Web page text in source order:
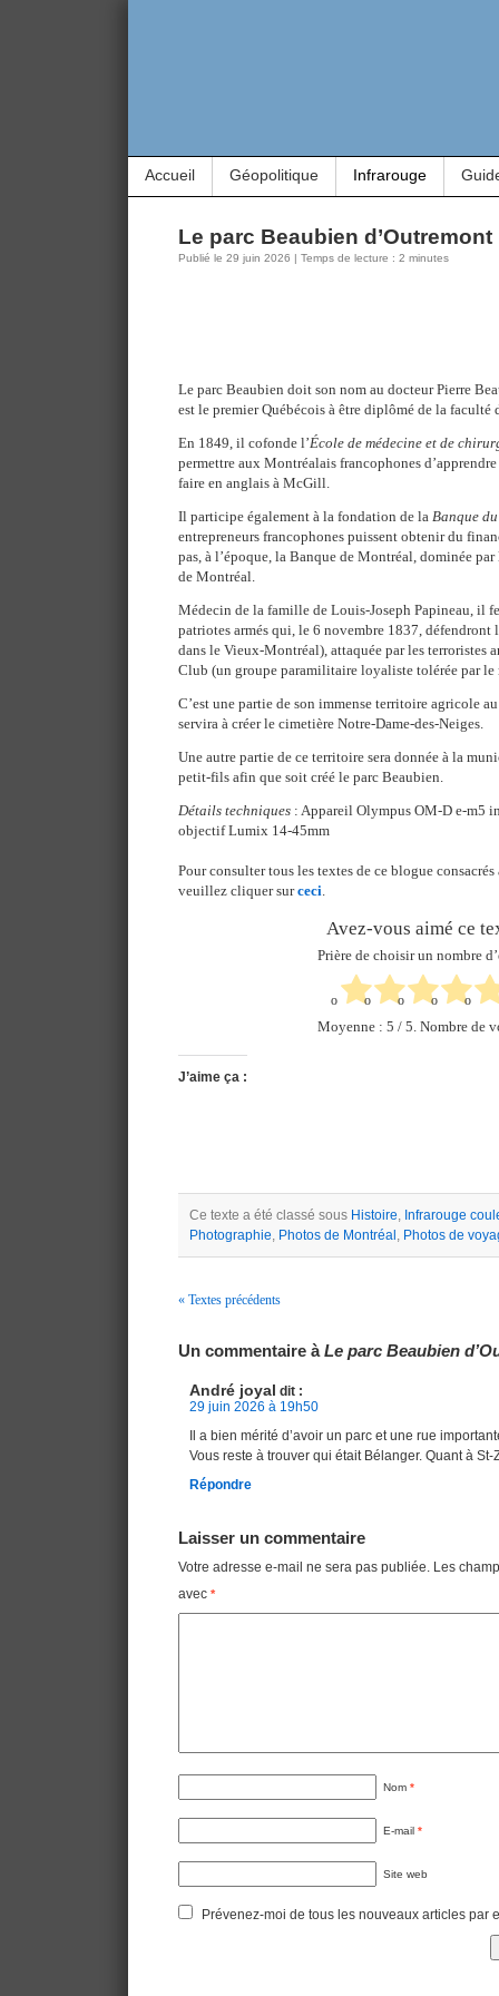
Accueil Géopolitique Infrarouge
Le parc Beaubien d’Outremont
Publié le 29 juin 2026 | Temps de lecture : 2 minutes
Le parc Beaubien doit son nom au docteur Pierre
est le premier Québécois à être diplômé de la faculté
En 1849, il cofonde l’École de médecine et de
permettre aux Montréalais francophones
faire en anglais à McGill.
Il participe également à la fondation de la Banque
entrepreneurs francophones puissent obtenir du
pas, à l’époque, la Banque de Montréal, dominée
de Montréal.
Médecin de la famille de Louis-Joseph Papineau, il
patriotes armés qui, le 6 novembre 1837, défendront
dans le Vieux-Montréal), attaquée par les terroristes
Club (un groupe paramilitaire loyaliste tolérée par
C’est une partie de son immense territoire agricole
servira à créer le cimetière Notre-Dame-des-Neiges.
Une autre partie de ce territoire sera donnée à la
petit-fils afin que soit créé le parc Beaubien.
Détails techniques : Appareil Olympus OM-D e-m5
objectif Lumix 14-45mm
Pour consulter tous les textes de ce blogue
veuillez cliquer surceci.
Avez-vous aimé ce
Prière de choisir un nombre
Moyenne : 5 / 5. Nombre de
J’aime ça :
Ce texte a été classé sous Histoire, Infrarouge
Photographie, Photos de Montréal , Photos de
« Textes précédents
Un commentaire àLe parc Beaubien
André joyal dit :
29 juin 2026 à 19h50
Il a bien mérité d’avoir un parc et une rue
Vous reste à trouver qui était Bélanger. Quant à
Répondre
Laisser un commentaire
Votre adresse e-mail ne sera pas publiée. Les
avec *
Nom *
E-mail *
Site web
Prévenez-moi de tous les nouveaux articles par